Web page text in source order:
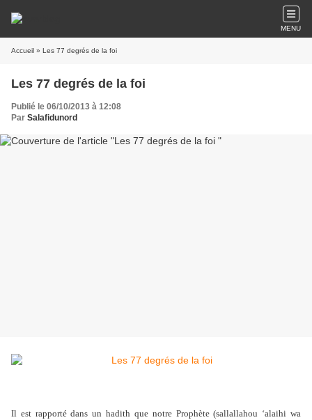
MENU
Accueil » Les 77 degrés de la foi
Les 77 degrés de la foi
Publié le 06/10/2013 à 12:08
Par Salafidunord
Il est rapporté dans un hadith que notre Prophète (sallallahou ‘alaihi wa